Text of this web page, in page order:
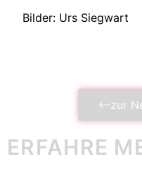
Bilder: Urs Siegwart
zur
ERFAHRE